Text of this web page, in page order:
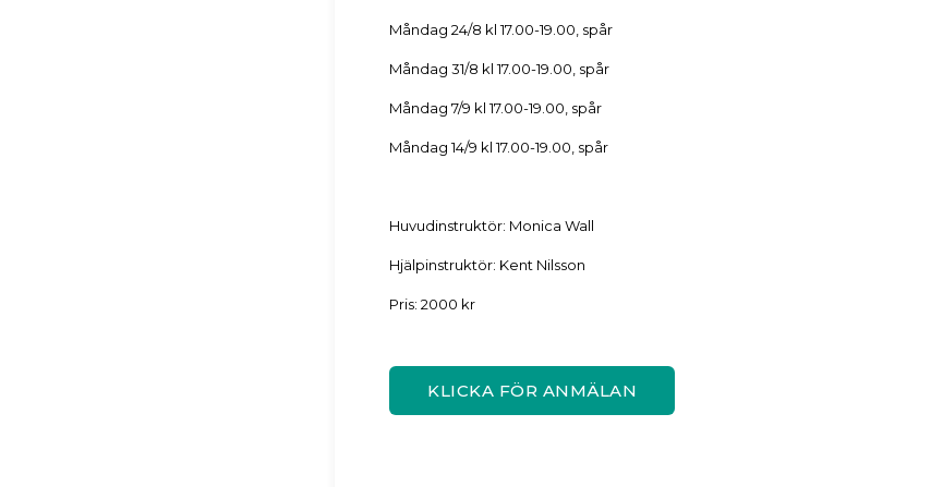
Måndag 24/8 kl 17.00-19.00, spår
Måndag 31/8 kl 17.00-19.00, spår
Måndag 7/9 kl 17.00-19.00, spår
Måndag 14/9 kl 17.00-19.00, spår
Huvudinstruktör: Monica Wall
Hjälpinstruktör: Kent Nilsson
Pris: 2000 kr
KLICKA FÖR ANMÄLAN